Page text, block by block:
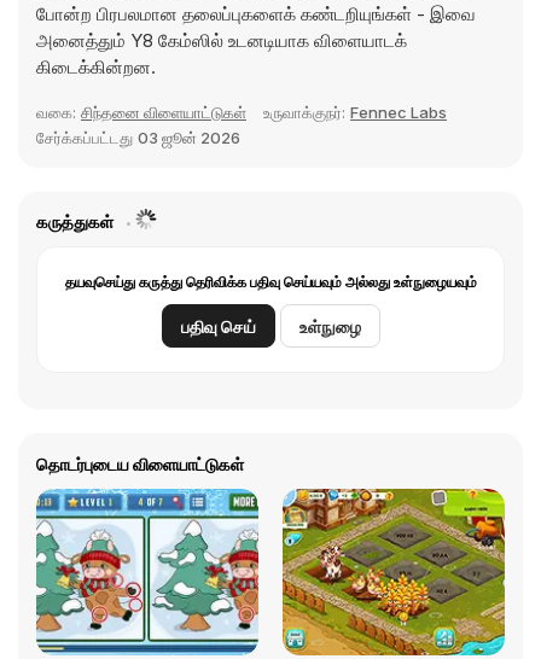
போன்ற பிரபலமான தலைப்புகளைக் கண்டறியுங்கள் - இவை
அனைத்தும் Y8 கேம்ஸில் உடனடியாக விளையாடக்
கிடைக்கின்றன.
வகை: சிந்தனை விளையாட்டுகள் உருவாக்குநர்: Fennec Labs
சேர்க்கப்பட்டது 03 ஜூன் 2026
கருத்துகள்
தயவுசெய்து கருத்து தெரிவிக்க பதிவு செய்யவும் அல்லது உள்நுழையவும்
பதிவு செய் உள்நுழை
தொடர்புடைய விளையாட்டுகள்